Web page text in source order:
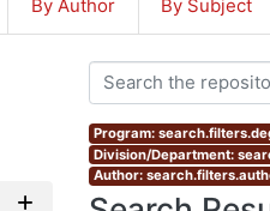
By Author By Subject
Program:
Division/Department:
Author: